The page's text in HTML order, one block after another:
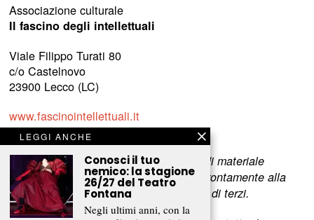
Associazione culturale
Il fascino degli intellettuali
Viale Filippo Turati 80
c/o Castelnovo
23900 Lecco (LC)
www.fascinointellettuali.it
info[at]fascinointellettuali.it
Per segnalare eventuali errori nell’uso di materiale
riservato,scriveteci e provvederemo prontamente alla
rimozione del materiale lesivo dei diritti di terzi.
LEGGI ANCHE
Conosci il tuo
nemico: la stagione
26/27 del Teatro
Fontana
Negli ultimi anni, con la